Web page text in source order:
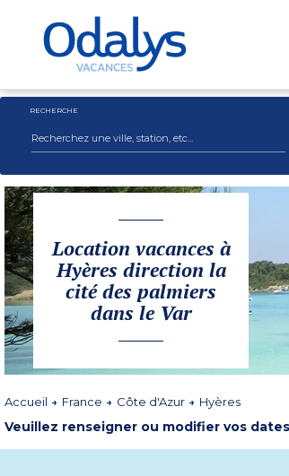
RECHERCHE
Location vacances à
Hyères direction la
cité des palmiers
dans le Var
Accueil
France Côte d'Azur Hyères
Veuillez renseigner ou modifier vos